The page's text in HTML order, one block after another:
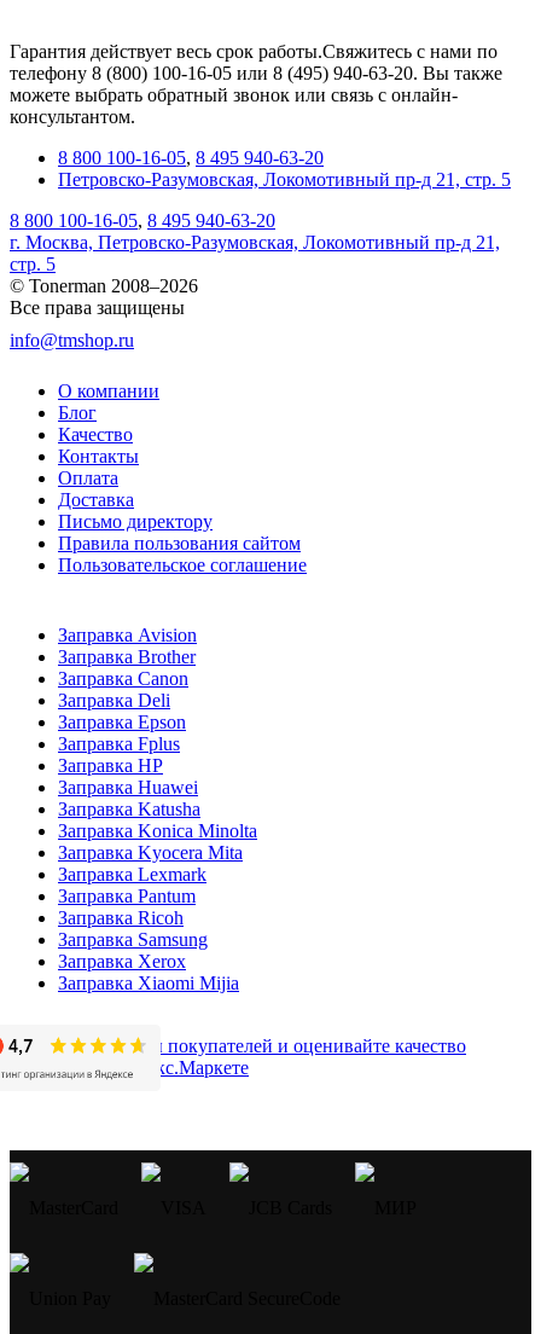
Гарантия действует весь срок работы.Свяжитесь с нами по
телефону 8 (800) 100-16-05 или 8 (495) 940-63-20. Вы также
можете выбрать обратный звонок или связь с онлайн-
консультантом.
8 800 100-16-05, 8 495 940-63-20
Петровско-Разумовская, Локомотивный пр-д 21, стр. 5
8 800 100-16-05, 8 495 940-63-20
г. Москва, Петровско-Разумовская, Локомотивный пр-д 21,
стр. 5
© Tonerman 2008–2026
Все права защищены
info@tmshop.ru
О компании
Блог
Качество
Контакты
Оплата
Доставка
Письмо директору
Правила пользования сайтом
Пользовательское соглашение
Заправка Avision
Заправка Brother
Заправка Canon
Заправка Deli
Заправка Epson
Заправка Fplus
Заправка HP
Заправка Huawei
Заправка Katusha
Заправка Konica Minolta
Заправка Kyocera Mita
Заправка Lexmark
Заправка Pantum
Заправка Ricoh
Заправка Samsung
Заправка Xerox
Заправка Xiaomi Mijia